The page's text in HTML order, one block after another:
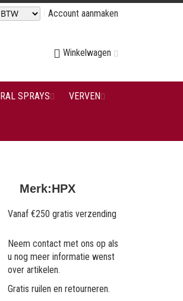
Account aanmaken
Winkelwagen
RAL SPRAYS VERVEN
Merk:HPX
Vanaf €250 gratis verzending
Neem contact met ons op als
u nog meer informatie wenst
over artikelen.
Gratis ruilen en retourneren.